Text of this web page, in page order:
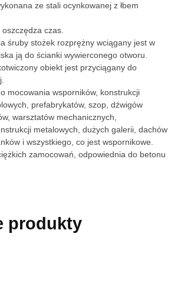
ze stali ocynkowanej z łbem
czas.
śruby stożek rozprężny wciągany jest w
ją do ścianki wywierconego otworu.
obiekt jest przyciągany do
mocowania wsporników, konstrukcji
prefabrykatów, szop, dźwigów
warsztatów mechanicznych,
metalowych, dużych galerii, dachów
i wszystkiego, co jest wspornikowe.
zamocowań, odpowiednia do betonu
produkty